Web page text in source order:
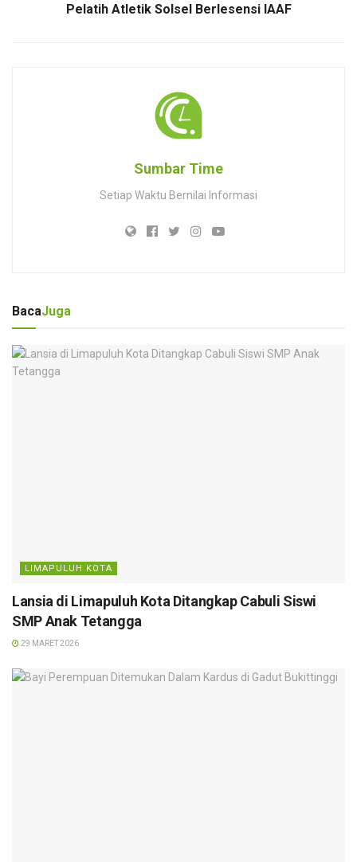
Pelatih Atletik Solsel Berlesensi IAAF
Sumbar Time
Setiap Waktu Bernilai Informasi
BacaJuga
LIMAPULUH KOTA
Lansia di Limapuluh Kota Ditangkap Cabuli Siswi
SMP Anak Tetangga
29 MARET 2026